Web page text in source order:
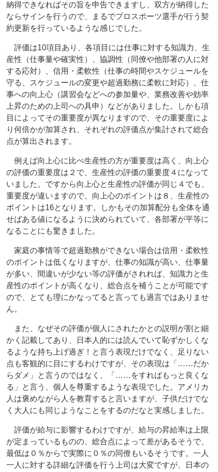
納得できなればその旨を申告できますし、双方が納得した
ならサインを行うので、まるでプロスポーツ選手が行う契
約更新を行っているような感じでした。
評価は10項目あり、各項目には仕事に対する知識力、生
産性（仕事量や確実性）、協調性（同僚や他部署の人に対
する応対）、信用・柔軟性（仕事の時間やスケジュールを
守る、スケジュールの変更や超過勤務に柔軟に対応）、仕
事への向上心（講習会などへの参加量や、業務改善や効率
上昇のための上司への具申）などがありました。しかも項
目によってその重要度が異なりますので、その重要度によ
り何倍かが加算され、それぞれの評価点が集計されて総合
点が算出されます。
例えば向上心に比べ生産性の方が重要度は高く、向上心
の評価の重要度は２で、生産性の評価の重要度４になって
いました。ですから向上心と生産性の評価が同じ４でも、
重要度が違いますので、向上心のポイントは８、生産性の
ポイントは16となります。しかもその加算配分も全体を通
せばある値になるように決められていて、各部署が平等に
なることにも驚きました。
家庭の事情等で超過勤務ができない場合は信用・柔軟性
のポイントは低くなりますが、仕事の知識が高い、仕事量
が多い、間違いが少ない等の評価がされれば、知識力と生
産性のポイントが高くなり、総合点を補うことが可能です
ので、とても理にかなってると言っても過言ではありませ
ん。
また、なぜその評価が個人にされたかとの説明が割と細
かく記載してあり、日本人的には読んでいて恥ずかしくな
るような持ち上げ過ぎ！と言う表現だけでなく、足りない
点も客観的に目にするわけですが、その表現は「……だか
らダメ」と言うのではなく、「……をすればもっと良くな
る」と言う、個人を尊重するような表現でした。アメリカ
人は褒めながら人を教育すると言いますが、子供だけでな
く大人にも同じようなことをするのだなと実感しました。
評価が給与に影響するわけですが、給与の昇給率は上限
が定まっているものの、総合点によって差があるそうで、
最低は０％からで実際に０％の同僚もいるそうです。一人
一人に対する詳細な評価を行う上司は大変ですが、日本の